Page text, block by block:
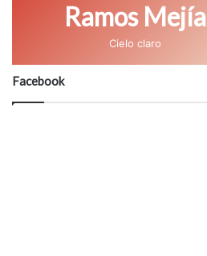
Ramos Mejía
Cielo claro
Facebook